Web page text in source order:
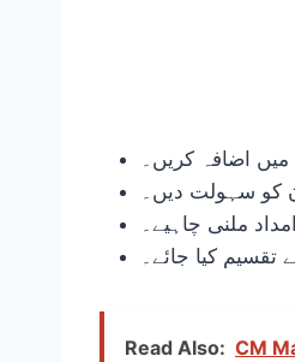
میں اضافہ کریں۔
کو سہولت دیں۔
ملنی چاہیے۔
کیا جائے۔
Read Also: CM